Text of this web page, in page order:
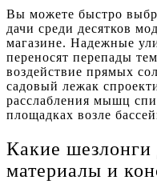
Вы можете быстро
дачи среди десятков
магазине. Надежные
переносят перепады
воздействие прямых
садовый лежак
расслабления мышц
площадках возле
Какие шезлонги
материалы и